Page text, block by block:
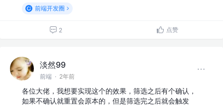
前端开发圈
2 点赞
淡然99
前端 · 2年前
各位大佬，我想要实现这个的效果，筛选之后有个确认，
如果不确认就重置会原本的，但是筛选完之后就会触发